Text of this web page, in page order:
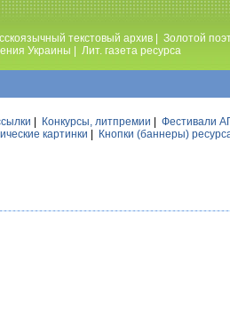
текстовый архив Золотой
Украины Лит. газета ресурса
Конкурсы, литпремии Фестивали
картинки Кнопки (баннеры)